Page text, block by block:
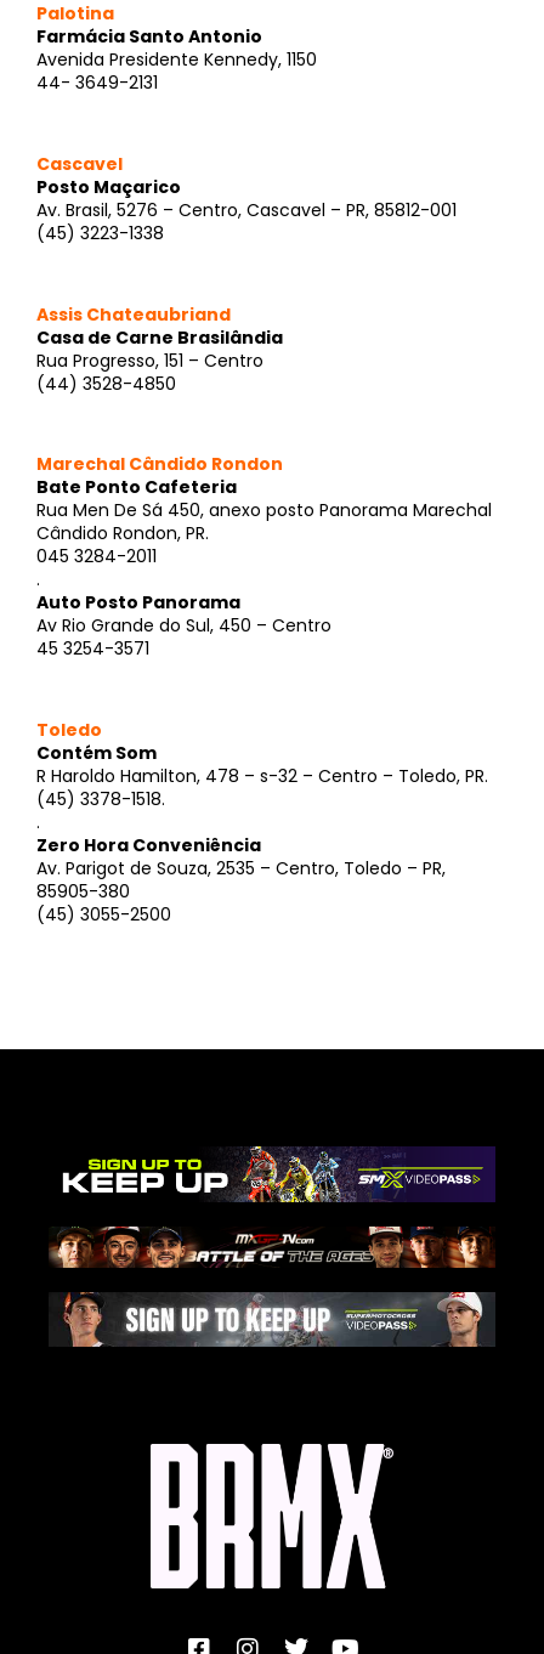
Palotina
Farmácia Santo Antonio
Avenida Presidente Kennedy, 1150
44- 3649-2131
Cascavel
Posto Maçarico
Av. Brasil, 5276 – Centro, Cascavel – PR, 85812-001
(45) 3223-1338
Assis Chateaubriand
Casa de Carne Brasilândia
Rua Progresso, 151 – Centro
(44) 3528-4850
Marechal Cândido Rondon
Bate Ponto Cafeteria
Rua Men De Sá 450, anexo posto Panorama Marechal
Cândido Rondon, PR.
045 3284-2011
.
Auto Posto Panorama
Av Rio Grande do Sul, 450 – Centro
45 3254-3571
Toledo
Contém Som
R Haroldo Hamilton, 478 – s-32 – Centro – Toledo, PR.
(45) 3378-1518.
.
Zero Hora Conveniência
Av. Parigot de Souza, 2535 – Centro, Toledo – PR,
85905-380
(45) 3055-2500